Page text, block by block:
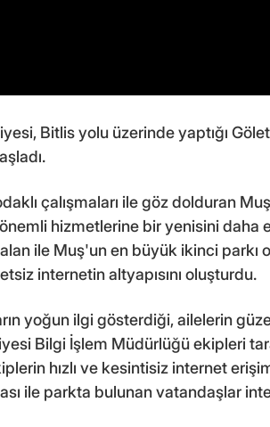
Bitlis yolu üzerinde yaptığı
çalışmaları ile göz dolduran
hizmetlerine bir yenisini daha
ile Muş'un en büyük ikinci parkı
internetin altyapısını oluşturdu.
yoğun ilgi gösterdiği, ailelerin
Bilgi İşlem Müdürlüğü ekipleri
hızlı ve kesintisiz internet
ile parkta bulunan vatandaşlar